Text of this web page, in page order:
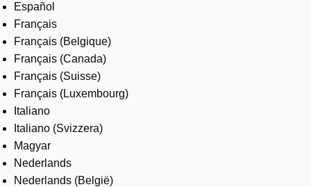
Español
Français
Français (Belgique)
Français (Canada)
Français (Suisse)
Français (Luxembourg)
Italiano
Italiano (Svizzera)
Magyar
Nederlands
Nederlands (België)